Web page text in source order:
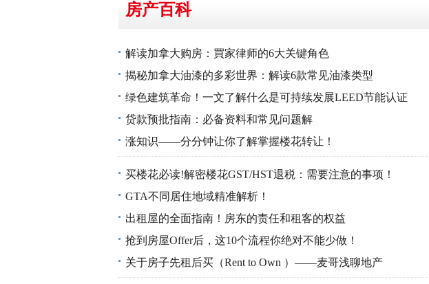
房产百科
解读加拿大购房：買家律师的6大关键角色
揭秘加拿大油漆的多彩世界：解读6款常见油漆类型
绿色建筑革命！一文了解什么是可持续发展LEED节能认证
贷款预批指南：必备资料和常见问题解
涨知识——分分钟让你了解掌握楼花转让！
买楼花必读!解密楼花GST/HST退税：需要注意的事项！
GTA不同居住地域精准解析！
出租屋的全面指南！房东的责任和租客的权益
抢到房屋Offer后，这10个流程你绝对不能少做！
关于房子先租后买（Rent to Own ）——麦哥浅聊地产